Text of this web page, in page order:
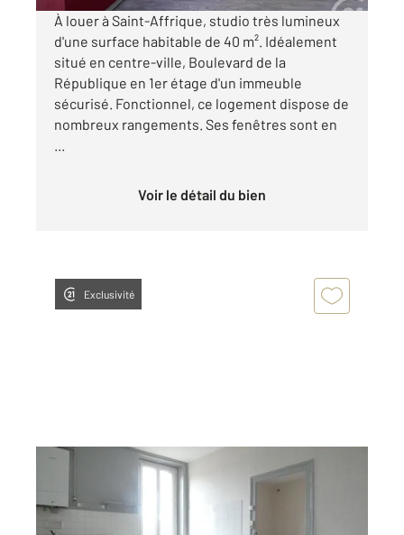
À louer à Saint-Affrique, studio très lumineux
d'une surface habitable de 40 m². Idéalement
situé en centre-ville, Boulevard de la
République en 1er étage d'un immeuble
sécurisé. Fonctionnel, ce logement dispose de
nombreux rangements. Ses fenêtres sont en
Voir le détail du bien
Exclusivité
ST AFFRIQUE 12
Ref : 7636